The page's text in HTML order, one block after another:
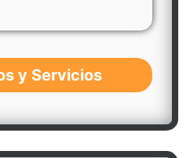
y Servicios